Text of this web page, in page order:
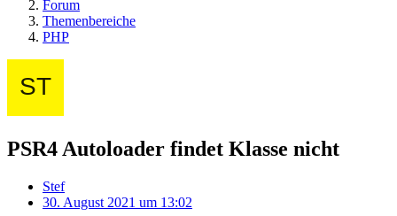
Forum
Themenbereiche
PHP
PSR4 Autoloader findet Klasse nicht
Stef
30. August 2021 um 13:02